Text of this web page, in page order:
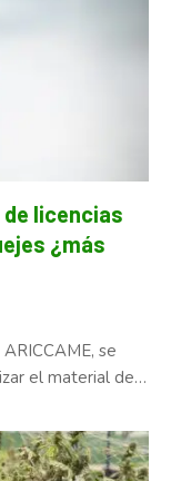
de licencias
¿más
se
el material de…